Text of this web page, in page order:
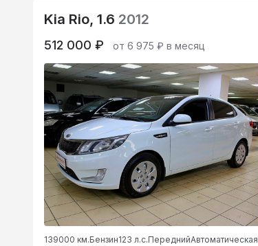
Kia Rio, 1.6 2012
512 000 ₽ от 6 975 ₽ в месяц
139000 км.Бензин123 л.с.ПереднийАвтоматическая